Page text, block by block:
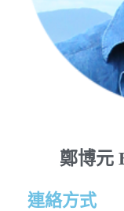
鄭博元
連絡方式